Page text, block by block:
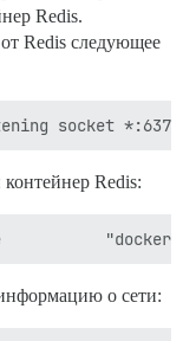
Redis.
Redis следующее
Redis:
о сети: